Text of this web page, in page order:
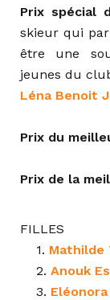
Prix spécial
skieur qui
être une
jeunes du
Léna Benoit
Prix du
Prix de la
FILLES
1. Mathilde
2. Anouk
3.